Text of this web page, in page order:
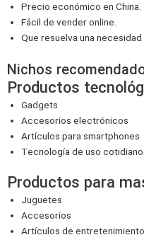
Precio económico en China.
Fácil de vender online.
Que resuelva una
Nichos
Productos
Gadgets
Accesorios electrónicos
Artículos para smartphones
Tecnología de uso cotidiano
Productos para
Juguetes
Accesorios
Artículos de entretenimiento